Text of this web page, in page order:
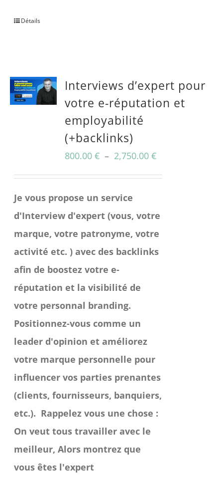
Détails
Interviews d’expert pour
votre e-réputation et
employabilité
(+backlinks)
800.00€ – 2,750.00€Plage
de
Je vous propose un service
d'Interview d'expert (vous, votre
marque, votre patronyme, votre
activité etc. ) avec des backlinks
afin de boostez votre e-
réputation et la visibilité de
votre personnal branding.
Positionnez-vous comme un
leader d'opinion et améliorez
votre marque personnelle pour
influencer vos parties prenantes
(clients, fournisseurs, banquiers,
etc.). Rappelez vous une chose :
On veut tous travailler avec le
meilleur, Alors montrez que
vous êtes l'expert